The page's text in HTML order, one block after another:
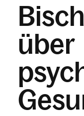
Über uns
Aktuelles
Kalender
über